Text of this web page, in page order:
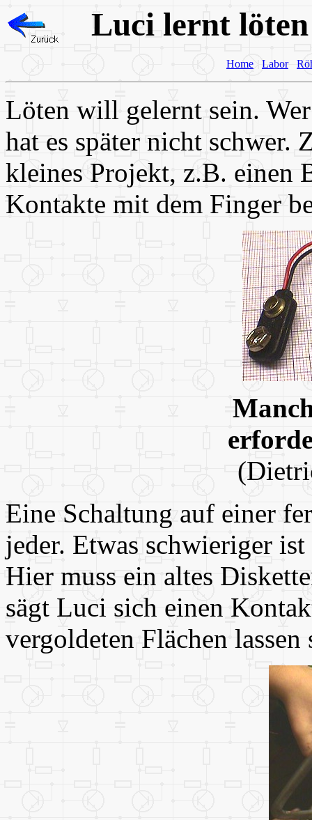
Luci lernt
Home Labor
Löten will gelernt sein.
hat es später nicht schwer.
kleines Projekt, z.B. einen
Kontakte mit dem Finger
Eine Schaltung auf einer
jeder. Etwas schwieriger
Hier muss ein altes
sägt Luci sich einen
vergoldeten Flächen